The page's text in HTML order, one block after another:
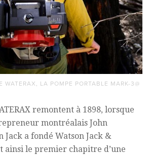
WATERAX, LA POMPE PORTABLE MARK-3@
remontent à 1898, lorsque
montréalais John
Jack a fondé Watson Jack &
ainsi le premier chapitre d’une